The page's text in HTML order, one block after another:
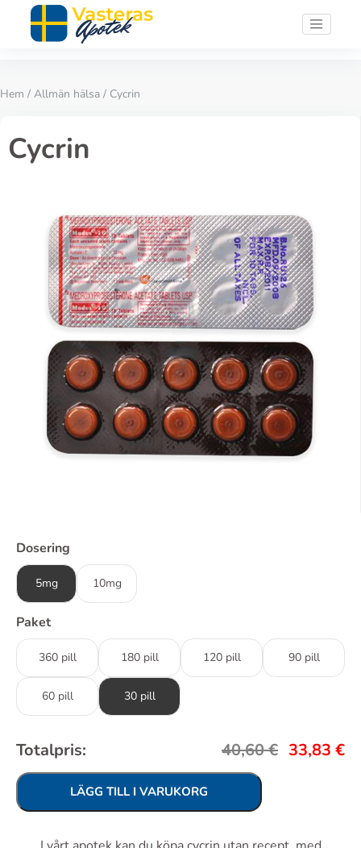
Hem / Allmän hälsa / Cycrin
Cycrin
Dosering
5mg 10mg
Paket
360 pill 180 pill 120 pill 90 pill
60 pill 30 pill
Totalpris: 40,60€ 33,83 €
LÄGG TILL I VARUKORG